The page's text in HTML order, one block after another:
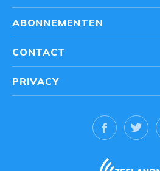
ABONNEMENTEN
CONTACT
PRIVACY